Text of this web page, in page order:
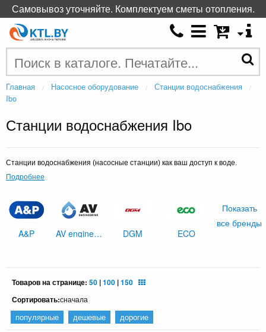
Главная Насосное оборудование
Станции водоснабжения
Ibo
Станции водоснабжения Ibo
Станции водоснабжения (насосные станции) как ваш доступ к воде.
Подробнее
A&P AV engineering DGM ECO
Показать
все бренды
Товаров на странице: 50 |100 |150
Сортировать:сначала
популярные дешевые дорогие
Самовывоз уточняйте. Комплектуем сметы отопления.